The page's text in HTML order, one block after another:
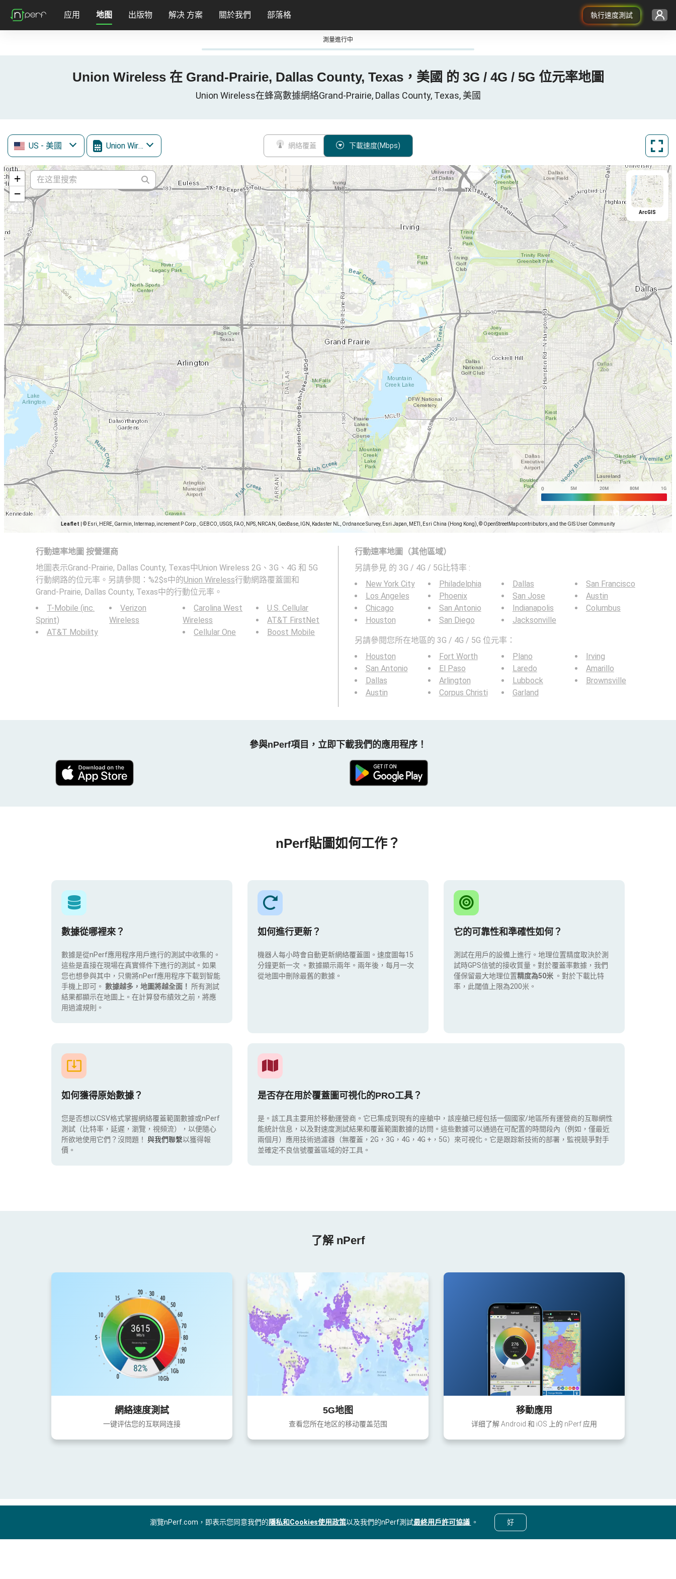
執行速度測試
应用 地图 出版物 解决 方案 關於我們 部落格
測量進行中
Union Wireless 在 Grand-Prairie, Dallas County, Texas，美國 的 3G / 4G / 5G 位元率地圖
Union Wireless在蜂窩數據網絡Grand-Prairie, Dallas County, Texas, 美國
US - 美國 Union Wireless 網絡覆蓋 下載速度(Mbps)
+
−
Leaflet © Esri, HERE, Garmin, Intermap, increment P Corp., GEBCO, USGS, FAO, NPS, NRCAN, GeoBase, IGN, Kadaster NL, Ordnance Survey, Esri Japan, METI, Esri China (Hong Kong), © OpenStreetMap contributors, and the GIS User Community
ArcGIS
行動速率地圖 按營運商
地圖表示Grand-Prairie, Dallas County, Texas中Union Wireless 2G、3G、4G 和 5G
行動網路的位元率。另請參閱：%2$s中的Union Wireless行動網路覆蓋圖和
Grand-Prairie, Dallas County, Texas中的行動位元率。
T-Mobile (inc.
Sprint)
AT&T Mobility
Verizon
Wireless
Carolina West
Wireless
Cellular One
U.S. Cellular
AT&T FirstNet
Boost Mobile
行動速率地圖（其他區域）
另請參見 的 3G / 4G / 5G比特率 :
New York City
Los Angeles
Chicago
Houston
Philadelphia
Phoenix
San Antonio
San Diego
Dallas
San Jose
Indianapolis
Jacksonville
San Francisco
Austin
Columbus
另請參閱您所在地區的 3G / 4G / 5G 位元率：
Houston
San Antonio
Dallas
Austin
Fort Worth
El Paso
Arlington
Corpus Christi
Plano
Laredo
Lubbock
Garland
Irving
Amarillo
Brownsville
參與nPerf項目，立即下載我們的應用程序！
nPerf貼圖如何工作？
數據從哪裡來？
數據是從nPerf應用程序用戶進行的測試中收集的。
這些是直接在現場在真實條件下進行的測試。如果
您也想參與其中，只需將nPerf應用程序下載到智能
手機上即可。 數據越多，地圖將越全面！ 所有測試
結果都顯示在地圖上。在計算發布績效之前，將應
用過濾規則。
如何進行更新？
機器人每小時會自動更新網絡覆蓋圖。速度圖每15
分鐘更新一次 。數據顯示兩年。兩年後，每月一次
從地圖中刪除最舊的數據。
它的可靠性和準確性如何？
測試在用戶的設備上進行。地理位置精度取決於測
試時GPS信號的接收質量。對於覆蓋率數據，我們
僅保留最大地理位置精度為50米 。對於下載比特
率，此閾值上限為200米。
如何獲得原始數據？
您是否想以CSV格式掌握網絡覆蓋範圍數據或nPerf
測試（比特率，延遲，瀏覽，視頻流），以便隨心
所欲地使用它們？沒問題！ 與我們聯繫以獲得報
價。
是否存在用於覆蓋圖可視化的PRO工具？
是。該工具主要用於移動運營商。它已集成到現有的座艙中，該座艙已經包括一個國家/地區所有運營商的互聯網性
能統計信息，以及對速度測試結果和覆蓋範圍數據的訪問。這些數據可以通過在可配置的時間段內（例如，僅最近
兩個月）應用技術過濾器（無覆蓋，2G，3G，4G，4G +，5G）來可視化。它是跟踪新技術的部署，監視競爭對手
並確定不良信號覆蓋區域的好工具。
了解 nPerf
網絡速度測試
一键评估您的互联网连接
5G地图
查看您所在地区的移动覆盖范围
移動應用
详细了解 Android 和 iOS 上的 nPerf 应用
瀏覽nPerf.com，即表示您同意我們的隱私和Cookies使用政策以及我們的nPerf測試最終用戶許可協議 。 好